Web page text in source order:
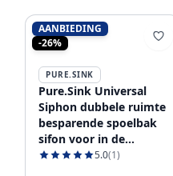
AANBIEDING
-26%
PURE.SINK
Pure.Sink Universal
Siphon dubbele ruimte
besparende spoelbak
sifon voor in de
keuken met 2
5.0(1)